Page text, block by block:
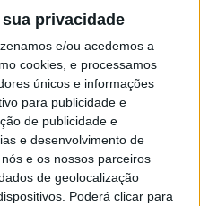
privacidade
e/ou acedemos a
cookies, e processamos
únicos e informações
para publicidade e
de publicidade e
e desenvolvimento de
e os nossos parceiros
de geolocalização
Poderá clicar para
piso inferior do mesmo
um passo importante na
de saúde locais,
a melhoria contínua